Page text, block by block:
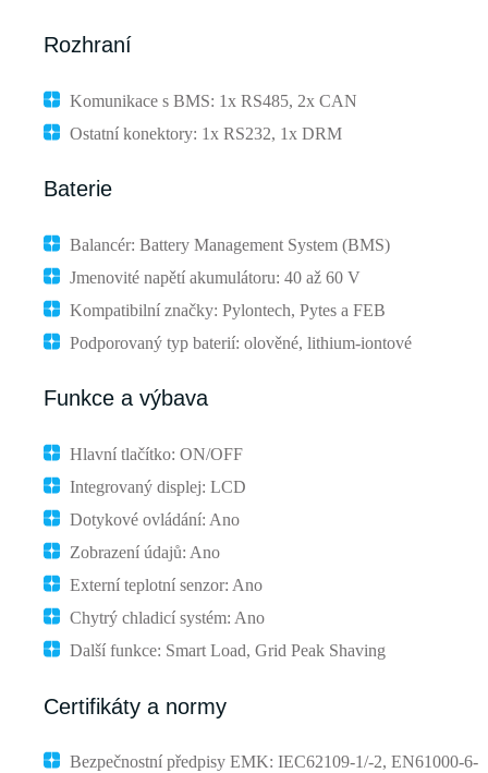
Rozhraní
Komunikace s BMS: 1x RS485, 2x CAN
Ostatní konektory: 1x RS232, 1x DRM
Baterie
Balancér: Battery Management System (BMS)
Jmenovité napětí akumulátoru: 40 až 60 V
Kompatibilní značky: Pylontech, Pytes a FEB
Podporovaný typ baterií: olověné, lithium-iontové
Funkce a výbava
Hlavní tlačítko: ON/OFF
Integrovaný displej: LCD
Dotykové ovládání: Ano
Zobrazení údajů: Ano
Externí teplotní senzor: Ano
Chytrý chladicí systém: Ano
Další funkce: Smart Load, Grid Peak Shaving
Certifikáty a normy
Bezpečnostní předpisy EMK: IEC62109-1/-2, EN61000-6-